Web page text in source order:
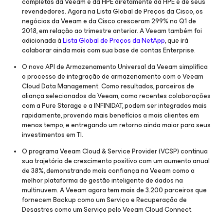
revendedores. Agora na Lista Global de Preços da Cisco, os
negócios da Veeam e da Cisco cresceram 299% no Q1 de
2018, em relação ao trimestre anterior. A Veeam também foi
adicionada àLista Global de Preços da NetApp, que irá
colaborar ainda mais com sua base de contas Enterprise.
O novo API de Armazenamento Universal da Veeam simplifica
o processo de integração de armazenamento com o Veeam
Cloud Data Management. Como resultados, parceiros de
aliança selecionados da Veeam, como recentes colaborações
com a Pure Storage e a INFINIDAT, podem ser integrados mais
rapidamente, provendo mais benefícios a mais clientes em
menos tempo, e entregando um retorno ainda maior para seus
investimentos em TI.
O programa Veeam Cloud & Service Provider (VCSP) continua
sua trajetória de crescimento positivo com um aumento anual
de 38%, demonstrando mais confiança na Veeam como a
melhor plataforma de gestão inteligente de dados na
multinuvem. A Veeam agora tem mais de 3.200 parceiros que
fornecem Backup como um Serviço e Recuperação de
Desastres como um Serviço pelo Veeam Cloud Connect.